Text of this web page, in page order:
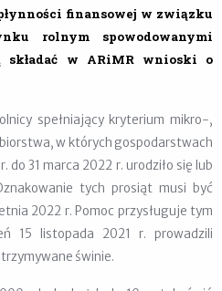
finansowej w związku
rolnym spowodowanymi
składać w ARiMR wnioski o
spełniający kryterium mikro-,
w których gospodarstwach
do 31 marca 2022 r. urodziło się lub
tych prosiąt musi być
2022 r. Pomoc przysługuje tym
15 listopada 2021 r. prowadzili
świnie.